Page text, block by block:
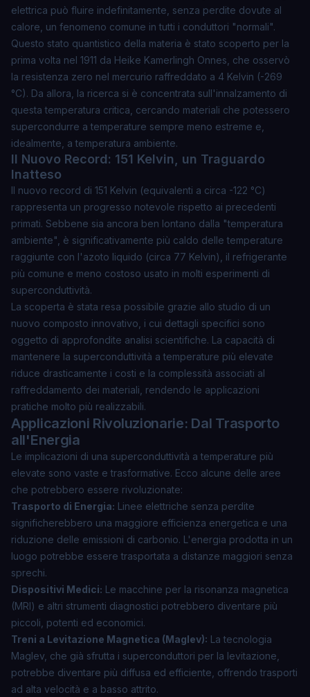
elettrica può fluire indefinitamente, senza perdite dovute al
calore, un fenomeno comune in tutti i conduttori "normali".
Questo stato quantistico della materia è stato scoperto per la
prima volta nel 1911 da Heike Kamerlingh Onnes, che osservò
la resistenza zero nel mercurio raffreddato a 4 Kelvin (-269
°C). Da allora, la ricerca si è concentrata sull'innalzamento di
questa temperatura critica, cercando materiali che potessero
supercondurre a temperature sempre meno estreme e,
idealmente, a temperatura ambiente.
Il Nuovo Record: 151 Kelvin, un Traguardo
Inatteso
Il nuovo record di 151 Kelvin (equivalenti a circa -122 °C)
rappresenta un progresso notevole rispetto ai precedenti
primati. Sebbene sia ancora ben lontano dalla "temperatura
ambiente", è significativamente più caldo delle temperature
raggiunte con l'azoto liquido (circa 77 Kelvin), il refrigerante
più comune e meno costoso usato in molti esperimenti di
superconduttività.
La scoperta è stata resa possibile grazie allo studio di un
nuovo composto innovativo , i cui dettagli specifici sono
oggetto di approfondite analisi scientifiche. La capacità di
mantenere la superconduttività a temperature più elevate
riduce drasticamente i costi e la complessità associati al
raffreddamento dei materiali, rendendo le applicazioni
pratiche molto più realizzabili.
Applicazioni Rivoluzionarie: Dal Trasporto
all'Energia
Le implicazioni di una superconduttività a temperature più
elevate sono vaste e trasformative. Ecco alcune delle aree
che potrebbero essere rivoluzionate:
Trasporto di Energia: Linee elettriche senza perdite
significherebbero una maggiore efficienza energetica e una
riduzione delle emissioni di carbonio. L'energia prodotta in un
luogo potrebbe essere trasportata a distanze maggiori senza
sprechi.
Dispositivi Medici: Le macchine per la risonanza magnetica
(MRI) e altri strumenti diagnostici potrebbero diventare più
piccoli, potenti ed economici.
Treni a Levitazione Magnetica (Maglev): La tecnologia
Maglev, che già sfrutta i superconduttori per la levitazione,
potrebbe diventare più diffusa ed efficiente, offrendo trasporti
ad alta velocità e a basso attrito.